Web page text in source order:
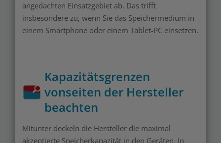
angedachten Einsatzgebiet ab. Das trifft
insbesondere zu, wenn Sie das Speichermedium in
einem Smartphone oder einem Tablet-PC einsetzen.
Kapazitätsgrenzen
vonseiten der Hersteller
beachten
Mitunter deckeln die Hersteller die maximal
akzeptierte Speicherkapazität in den Geräten. In